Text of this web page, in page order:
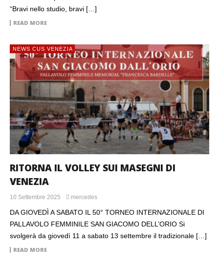
“Bravi nello studio, bravi […]
READ MORE
NEWS CUS VENEZIA
RITORNA IL VOLLEY SUI MASEGNI DI
VENEZIA
10 Settembre 2025 mercedes
DA GIOVEDÌ A SABATO IL 50° TORNEO INTERNAZIONALE DI
PALLAVOLO FEMMINILE SAN GIACOMO DELL’ORIO Si
svolgerà da giovedì 11 a sabato 13 settembre il tradizionale […]
READ MORE